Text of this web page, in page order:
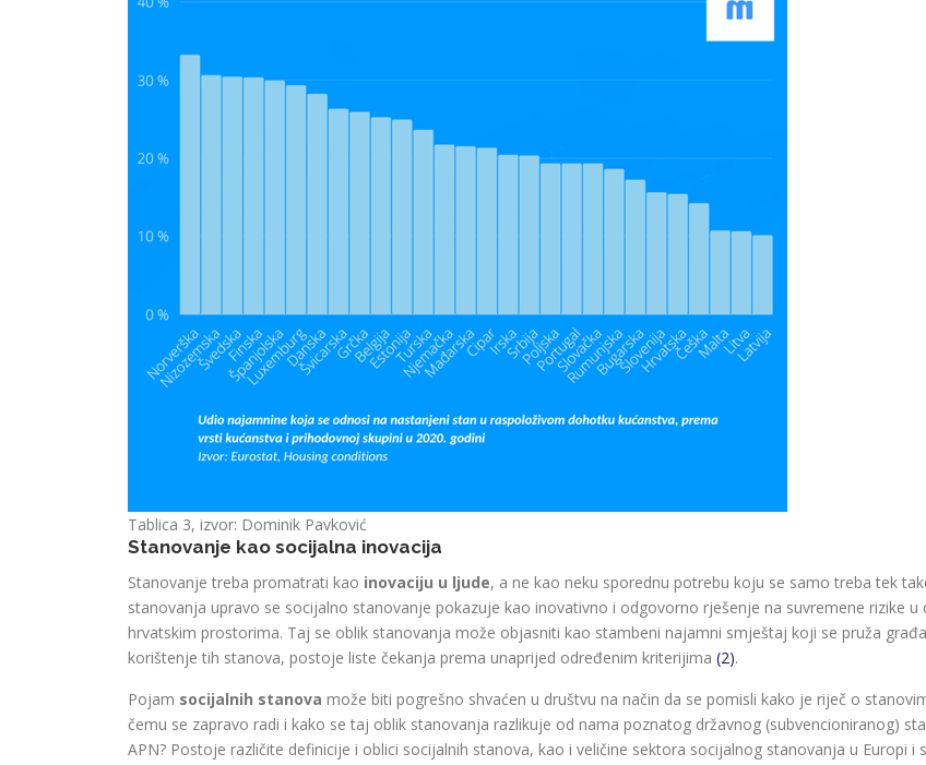
Tablica 3, izvor: Dominik Pavković
Stanovanje kao socijalna inovacija
Stanovanje treba promatrati kao inovaciju u ljude, a ne kao neku sporednu potrebu koju se samo treba tek
stanovanja upravo se socijalno stanovanje pokazuje kao inovativno i odgovorno rješenje na suvremene rizike
hrvatskim prostorima. Taj se oblik stanovanja može objasniti kao stambeni najamni smještaj koji se pruža
korištenje tih stanova, postoje liste čekanja prema unaprijed određenim kriterijima (2).
Pojam socijalnih stanova može biti pogrešno shvaćen u društvu na način da se pomisli kako je riječ o
čemu se zapravo radi i kako se taj oblik stanovanja razlikuje od nama poznatog državnog (subvencioniranog)
APN? Postoje različite definicije i oblici socijalnih stanova, kao i veličine sektora socijalnog stanovanja u Europi